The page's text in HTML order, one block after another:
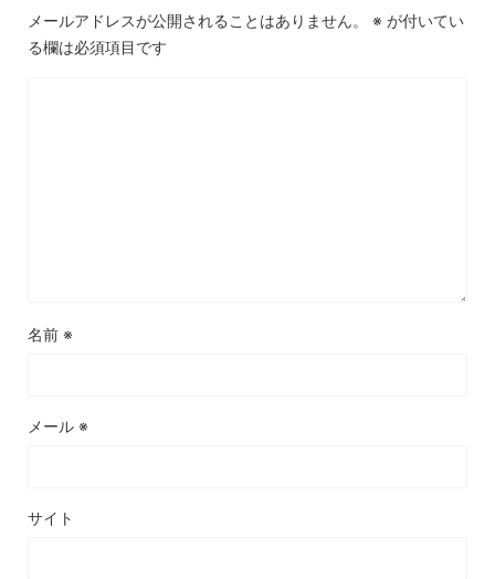
メールアドレスが公開されることはありません。 ※ が付いてい
る欄は必須項目です
名前 ※
メール ※
サイト